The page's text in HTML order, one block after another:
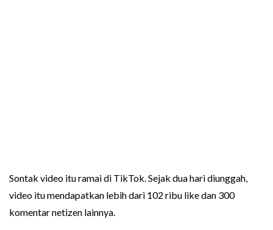
Sontak video itu ramai di TikTok. Sejak dua hari diunggah,
video itu mendapatkan lebih dari 102 ribu like dan 300
komentar netizen lainnya.